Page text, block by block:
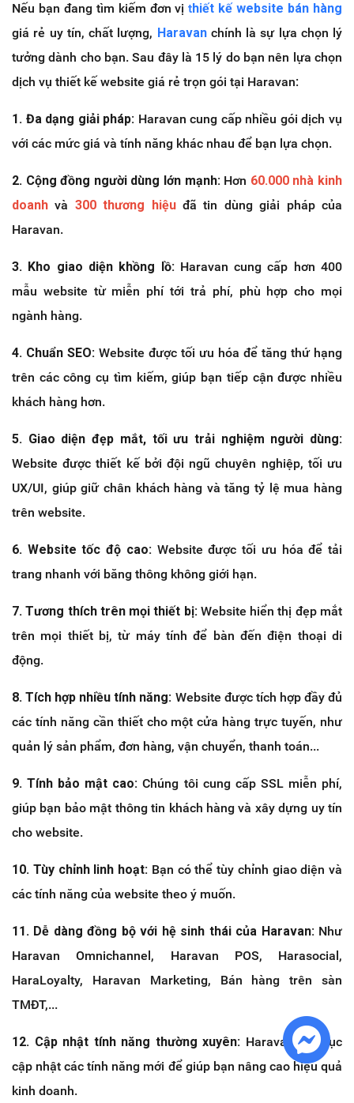
Nếu bạn đang tìm kiếm đơn vịthiết kế website bán hàng
giá rẻ uy tín, chất lượng, Haravanchính là sự lựa chọn lý
tưởng dành cho bạn. Sau đây là 15 lý do bạn nên lựa chọn
dịch vụ thiết kế website giá rẻ trọn gói tại Haravan:
1. Đa dạng giải pháp: Haravan cung cấp nhiều gói dịch vụ
với các mức giá và tính năng khác nhau để bạn lựa chọn.
2. Cộng đồng người dùng lớn mạnh: Hơn 60.000 nhà kinh
doanh và 300 thương hiệuđã tin dùng giải pháp của
Haravan.
3. Kho giao diện khồng lồ: Haravan cung cấp hơn 400
mẫu website từ miễn phí tới trả phí, phù hợp cho mọi
ngành hàng.
4. Chuẩn SEO: Website được tối ưu hóa để tăng thứ hạng
trên các công cụ tìm kiếm, giúp bạn tiếp cận được nhiều
khách hàng hơn.
5. Giao diện đẹp mắt, tối ưu trải nghiệm người dùng:
Website được thiết kế bởi đội ngũ chuyên nghiệp, tối ưu
UX/UI, giúp giữ chân khách hàng và tăng tỷ lệ mua hàng
trên website.
6. Website tốc độ cao: Website được tối ưu hóa để tải
trang nhanh với băng thông không giới hạn.
7. Tương thích trên mọi thiết bị: Website hiển thị đẹp mắt
trên mọi thiết bị, từ máy tính để bàn đến điện thoại di
động.
8. Tích hợp nhiều tính năng: Website được tích hợp đầy đủ
các tính năng cần thiết cho một cửa hàng trực tuyến, như
quản lý sản phẩm, đơn hàng, vận chuyển, thanh toán...
9. Tính bảo mật cao:Chúng tôi cung cấp SSL miễn phí,
giúp bạn bảo mật thông tin khách hàng và xây dựng uy tín
cho website.
10. Tùy chỉnh linh hoạt: Bạn có thể tùy chỉnh giao diện và
các tính năng của website theo ý muốn.
11. Dễ dàng đồng bộ với hệ sinh thái của Haravan: Như
Haravan Omnichannel, Haravan POS, Harasocial,
HaraLoyalty, Haravan Marketing, Bán hàng trên sàn
TMĐT,...
12. Cập nhật tính năng thường xuyên: Haravan liên tục
cập nhật các tính năng mới để giúp bạn nâng cao hiệu quả
kinh doanh.